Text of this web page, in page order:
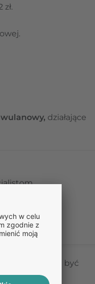
działające
czasami może być